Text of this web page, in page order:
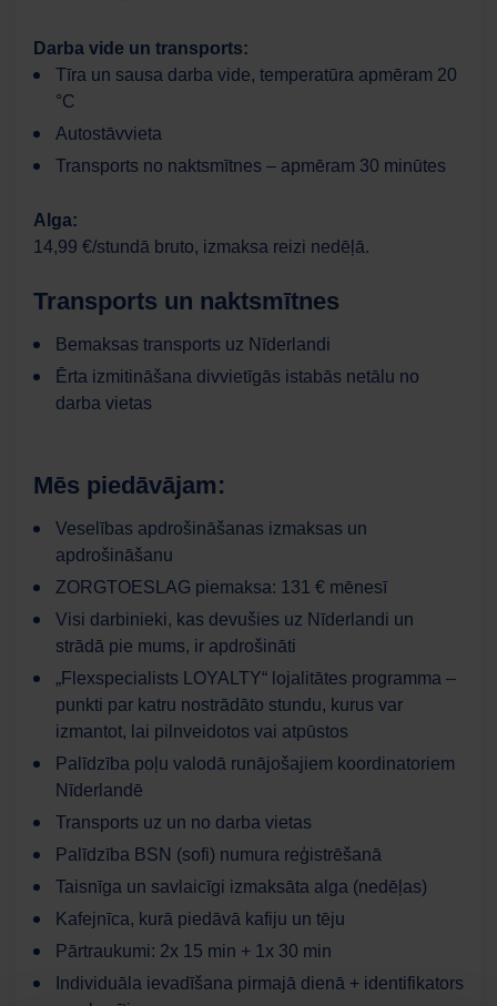
Darba vide un transports:
Tīra un sausa darba vide, temperatūra apmēram 20
°C
Autostāvvieta
Transports no naktsmītnes – apmēram 30 minūtes
Alga:
14,99 €/stundā bruto, izmaksa reizi nedēļā.
Transports un naktsmītnes
Bemaksas transports uz Nīderlandi
Ērta izmitināšana divvietīgās istabās netālu no
darba vietas
Mēs piedāvājam:
Veselības apdrošināšanas izmaksas un
apdrošināšanu
ZORGTOESLAG piemaksa: 131 € mēnesī
Visi darbinieki, kas devušies uz Nīderlandi un
strādā pie mums, ir apdrošināti
„Flexspecialists LOYALTY“ lojalitātes programma –
punkti par katru nostrādāto stundu, kurus var
izmantot, lai pilnveidotos vai atpūstos
Palīdzība poļu valodā runājošajiem koordinatoriem
Nīderlandē
Transports uz un no darba vietas
Palīdzība BSN (sofi) numura reģistrēšanā
Taisnīga un savlaicīgi izmaksāta alga (nedēļas)
Kafejnīca, kurā piedāvā kafiju un tēju
Pārtraukumi: 2x 15 min + 1x 30 min
Individuāla ievadīšana pirmajā dienā + identifikators